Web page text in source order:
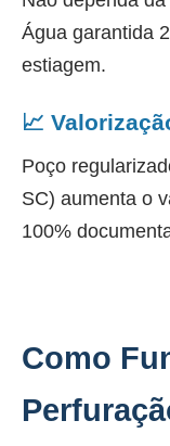
Água garantida
estiagem.
📈
Poço
SC) aumenta o
100%
Como